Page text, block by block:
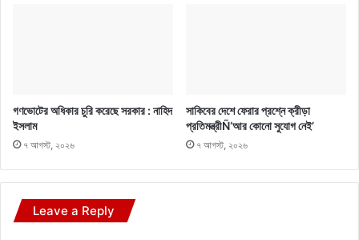
গণভোটের অধিকার চুরি করেছে সরকার : নাহিদ
ইসলাম
৭ আগস্ট, ২০২৬
সাকিবের দেশে ফেরার প্রশ্নে ক্রীড়া
প্রতিমন্ত্রীÑ‘আর কোনো সুযোগ নেই’
৭ আগস্ট, ২০২৬
Leave a Reply